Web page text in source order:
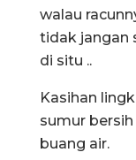
walau
tidak jangan
di situ ..
Kasihan
sumur
buang air.